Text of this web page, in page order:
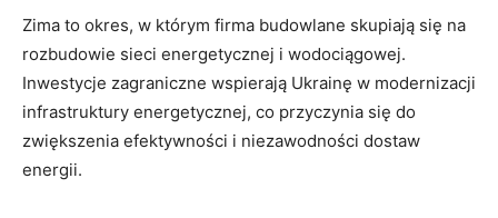
Zima to okres, w którym firma budowlane skupiają się ⁤na
rozbudowie sieci energetycznej i wodociągowej.
Inwestycje ‍zagraniczne ⁢wspierają Ukrainę w modernizacji
infrastruktury ‍energetycznej, co ⁢przyczynia ⁣się do
zwiększenia efektywności i niezawodności‌ dostaw
energii.